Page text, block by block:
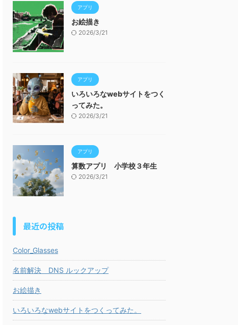
アプリ
お絵描き
2026/3/21
アプリ
いろいろなwebサイトをつく
ってみた。
2026/3/21
アプリ
算数アプリ 小学校３年生
2026/3/21
最近の投稿
Color_Glasses
名前解決 DNS ルックアップ
お絵描き
いろいろなwebサイトをつくってみた。